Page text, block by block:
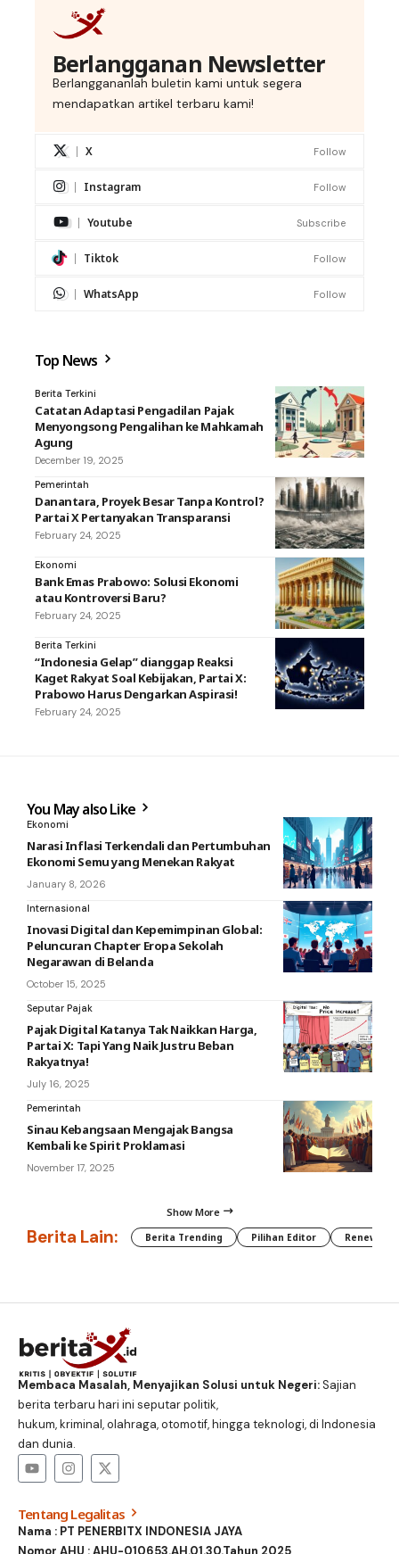
Berlangganan Newsletter
Berlanggananlah buletin kami untuk segera
mendapatkan artikel terbaru kami!
X Follow
Instagram Follow
Youtube Subscribe
Tiktok Follow
WhatsApp Follow
Top News
Berita Terkini
Catatan Adaptasi Pengadilan Pajak
Menyongsong Pengalihan ke Mahkamah
Agung
December 19, 2025
Pemerintah
Danantara, Proyek Besar Tanpa Kontrol?
Partai X Pertanyakan Transparansi
February 24, 2025
Ekonomi
Bank Emas Prabowo: Solusi Ekonomi
atau Kontroversi Baru?
February 24, 2025
Berita Terkini
“Indonesia Gelap” dianggap Reaksi
Kaget Rakyat Soal Kebijakan, Partai X:
Prabowo Harus Dengarkan Aspirasi!
February 24, 2025
You May also Like
Ekonomi
Narasi Inflasi Terkendali dan Pertumbuhan
Ekonomi Semu yang Menekan Rakyat
January 8, 2026
Internasional
Inovasi Digital dan Kepemimpinan Global:
Peluncuran Chapter Eropa Sekolah
Negarawan di Belanda
October 15, 2025
Seputar Pajak
Pajak Digital Katanya Tak Naikkan Harga,
Partai X: Tapi Yang Naik Justru Beban
Rakyatnya!
July 16, 2025
Pemerintah
Sinau Kebangsaan Mengajak Bangsa
Kembali ke Spirit Proklamasi
November 17, 2025
Show More
Berita Lain: Berita Trending Pilihan Editor
Membaca Masalah, Menyajikan Solusi untuk Negeri:Sajian
berita terbaru hari ini seputar politik,
hukum, kriminal, olahraga, otomotif, hingga teknologi, di Indonesia
dan dunia.
Tentang Legalitas
Nama : PT PENERBITX INDONESIA JAYA